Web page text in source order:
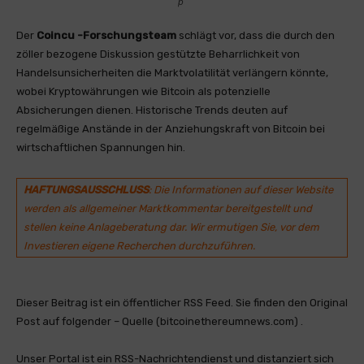
Der Coincu -Forschungsteam schlägt vor, dass die durch den
zöller bezogene Diskussion gestützte Beharrlichkeit von
Handelsunsicherheiten die Marktvolatilität verlängern könnte,
wobei Kryptowährungen wie Bitcoin als potenzielle
Absicherungen dienen. Historische Trends deuten auf
regelmäßige Anstände in der Anziehungskraft von Bitcoin bei
wirtschaftlichen Spannungen hin.
HAFTUNGSAUSSCHLUSS: Die Informationen auf dieser Website
werden als allgemeiner Marktkommentar bereitgestellt und
stellen keine Anlageberatung dar. Wir ermutigen Sie, vor dem
Investieren eigene Recherchen durchzuführen.
Dieser Beitrag ist ein öffentlicher RSS Feed. Sie finden den Original
Post auf folgender – Quelle (bitcoinethereumnews.com) .
Unser Portal ist ein RSS-Nachrichtendienst und distanziert sich